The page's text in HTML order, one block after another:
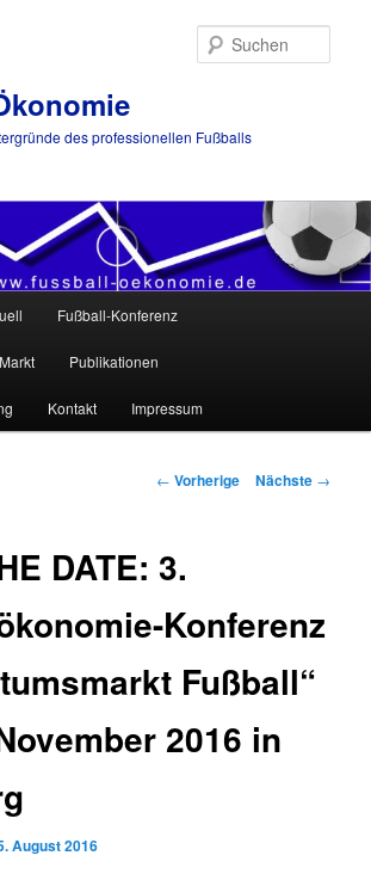
des professionellen Fußballs
Fußball-Konferenz
Publikationen
Kontakt Impressum
Artikelnavigation
← Vorherige Nächste →
DATE: 3.
Konferenz
Fußball“
2016 in
August 2016